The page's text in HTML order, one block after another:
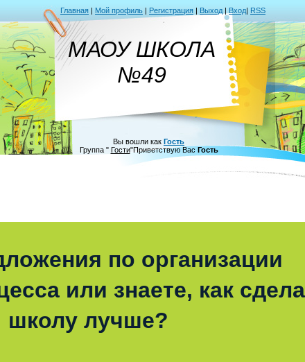
Главная | Мой профиль | Регистрация | Выход | Вход| RSS
МАОУ ШКОЛА
№49
Вы вошли как Гость
Группа" Гости"Приветствую Вас Гость
по организации
или знаете, как
школу лучше?